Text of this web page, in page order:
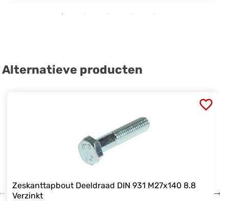
Alternatieve producten
Zeskanttapbout Deeldraad DIN 931 M27x140 8.8
Verzinkt